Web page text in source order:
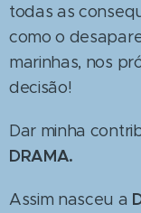
todas as
como o
marinhas, nos
decisão!
Dar minha
DRAMA.
Assim nasceu a